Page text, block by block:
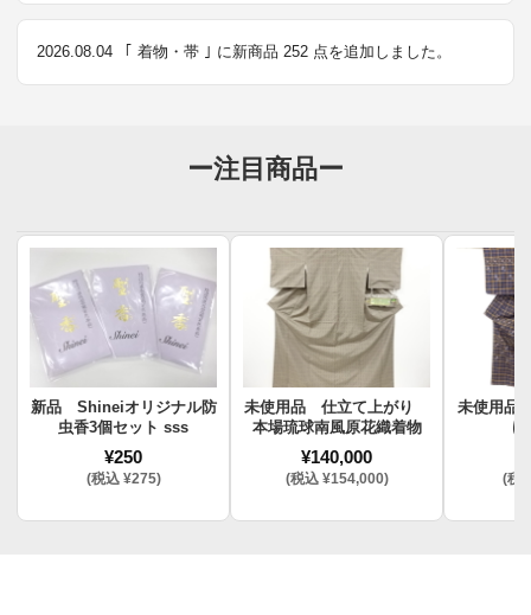
2026.08.04 ｢ 着物・帯 ｣ に新商品 252 点を追加しました。
ー注目商品ー
新品 Shineiオリジナル防
虫香3個セット sss
¥250
(税込 ¥275)
未使用品 仕立て上がり
本場琉球南風原花織着物
¥140,000
(税込 ¥154,000)
未使用品
(税